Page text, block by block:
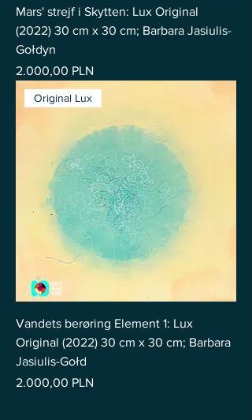
Mars' strejf i Skytten: Lux Original
(2022) 30 cm x 30 cm; Barbara Jasiulis-
Gołdyn
Pris
2.000,00 PLN
Original Lux
Vandets berøring Element 1: Lux
Original (2022) 30 cm x 30 cm; Barbara
Jasiulis-Gołd
Pris
2.000,00 PLN